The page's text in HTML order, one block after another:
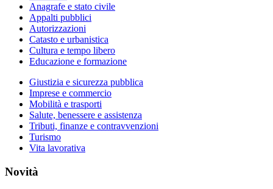
Anagrafe e stato civile
Appalti pubblici
Autorizzazioni
Catasto e urbanistica
Cultura e tempo libero
Educazione e formazione
Giustizia e sicurezza pubblica
Imprese e commercio
Mobilità e trasporti
Salute, benessere e assistenza
Tributi, finanze e contravvenzioni
Turismo
Vita lavorativa
Novità